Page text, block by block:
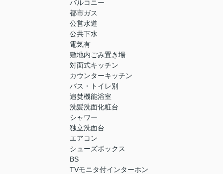
バルコニー
都市ガス
公営水道
公共下水
電気有
敷地内ごみ置き場
対面式キッチン
カウンターキッチン
バス・トイレ別
追焚機能浴室
洗髪洗面化粧台
シャワー
独立洗面台
エアコン
シューズボックス
BS
TVモニタ付インターホン